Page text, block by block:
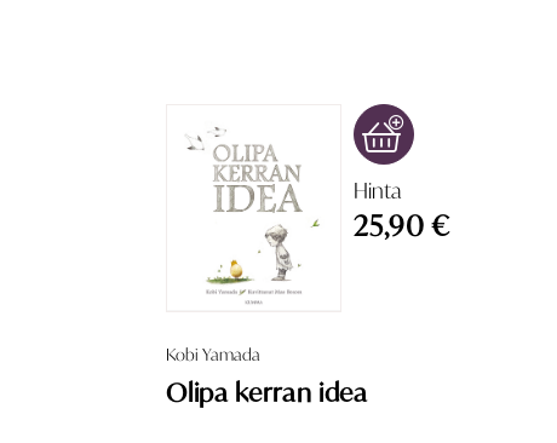
Hinta
25,90 €
Kobi Yamada
Olipa kerran idea